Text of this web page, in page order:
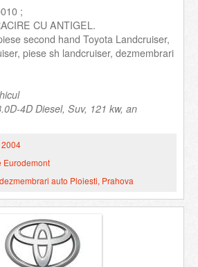
;
CU ANTIGEL.
second hand Toyota Landcruiser,
piese sh landcruiser, dezmembrari
4D Diesel, Suv, 121 kw, an
Eurodemont
auto Ploiesti, Prahova